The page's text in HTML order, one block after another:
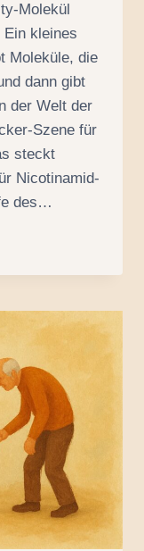
Molekül
kleines
Moleküle, die
dann gibt
der Welt der
Szene für
steckt
Nicotinamid-
des…